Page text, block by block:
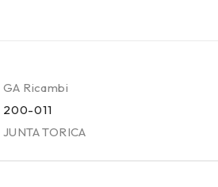
GA Ricambi
200-011
JUNTA TORICA